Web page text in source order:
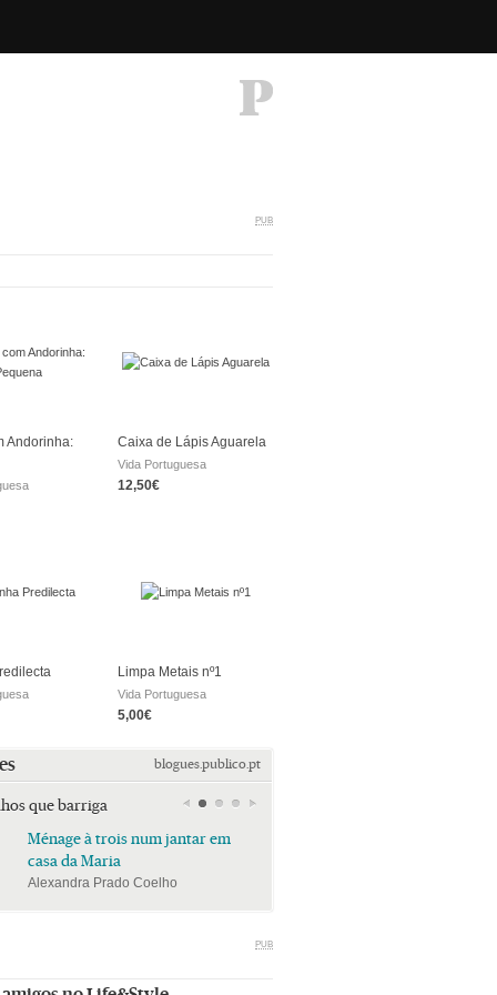
PUB
Andorinha: Caixa de Lápis Aguarela
Vida Portuguesa
12,50€
Limpa Metais nº1
Vida Portuguesa
5,00€
blogues.publico.pt
que barriga
Ménage à trois num jantar em
casa da Maria
Alexandra Prado Coelho
PUB